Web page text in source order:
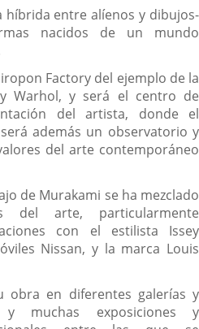
híbrida entre alíenos y dibujos-
nacidos de un mundo
Factory del ejemplo de la
Warhol, y será el centro de
del artista, donde el
además un observatorio y
del arte contemporáneo
de Murakami se ha mezclado
del arte, particularmente
con el estilista Issey
Nissan, y la marca Louis
obra en diferentes galerías y
muchas exposiciones y